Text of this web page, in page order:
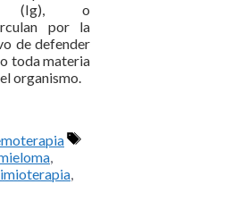
(Ig), o
por la
de defender
toda materia
organismo.
Etiquetas